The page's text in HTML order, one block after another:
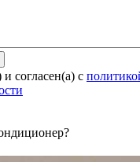
согласен(а) с